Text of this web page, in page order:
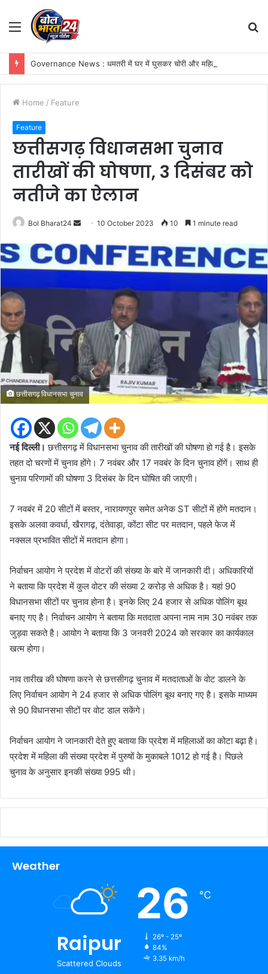
Menu
Home / Feature
Feature
छत्तीसगढ़ विधानसभा चुनाव
तारीखों की घोषणा, 3 दिसंबर को
नतीजे का ऐलान
Bol Bharat24
Send
email
10 October 2023 10 1 minute read
छत्तीसगढ़ विधानसभा चुनाव
नई दिल्ली। छत्तीसगढ़ में विधानसभा चुनाव की तारीखों की घोषणा हो गई है। इसके
तहत दो चरणों में चुनाव होंगे। 7 नवंबर और 17 नवबंर के दिन चुनाव होंगें। साथ ही
चुनाव परिणामों की घोषणा 3 दिसंबर के दिन घोषित की जाएगी।
7 नवबंर में 20 सीटों में बस्तर, नारायणपुर समेत अनेक ST सीटों में होंगे मतदान।
इसके अलवा कवर्धा, खैरागढ़, दंतेवाड़ा, कोंटा सीट पर मतदान, पहले फेज में
नक्सल प्रभावित सीटों में मतदान होगा।
निर्वाचन आयोग ने प्रदेश में वोटरों की संख्या के बारे में जानकारी दी। अधिकारियों
ने बताया कि प्रदेश में कुल वोटर की संख्या 2 करोड़ से अधिक है। यहां 90
विधानसभा सीटों पर चुनाव होना है। इनके लिए 24 हजार से अधिक पोलिंग बूथ
बनाए गए है। निर्वाचन आयोग ने बताया कि मतदाता अपना नाम नाम 30 नवंबर तक
जुड़वा सकते है। आयोग ने बताया कि 3 जनवरी 2024 को सरकार का कार्यकाल
खत्म होगा।
नाव तारीख की घोषणा करने से छत्तसीगढ़ चुनाव में मतदाताओं के वोट डालने के
लिए निर्वाचन आयोग ने 24 हजार से अधिक पोलिंग बूथ बनाए गए है। इसके माध्यम
से 90 विधानसभा सीटों पर वोट डाल सकेंगे।
निर्वाचन आयोग ने जानकारी देते हुए बताया कि प्रदेश में महिलाओं का कोटा बढ़ा है।
प्रदेश में महिला की संख्या प्रदेश में पुरुषों के मुकाबले 1012 हो गई है। पिछले
चुनाव के अनुसार इनकी संख्या 995 थी।
Weather
Raipur
Scattered Clouds
26 ℃
26º - 25º
84%
3.35 km/h